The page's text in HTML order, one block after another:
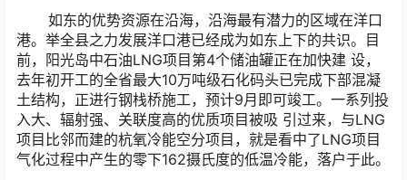
如东的优势资源在沿海，沿海最有潜力的区域在洋口
港。举全县之力发展洋口港已经成为如东上下的共识。目
前，阳光岛中石油LNG项目第4个储油罐正在加快建 设，
去年初开工的全省最大10万吨级石化码头已完成下部混凝
土结构，正进行钢栈桥施工，预计9月即可竣工。一系列投
入大、辐射强、关联度高的优质项目被吸 引过来，与LNG
项目比邻而建的杭氧冷能空分项目，就是看中了LNG项目
气化过程中产生的零下162摄氏度的低温冷能，落户于此。